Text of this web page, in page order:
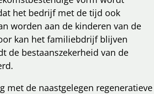
het bedrijf met de tijd ook
worden aan de kinderen van de
kan het familiebdrijf blijven
de bestaanszekerheid van de
met de naastgelegen regeneratieve